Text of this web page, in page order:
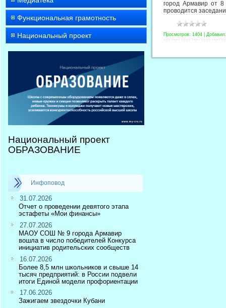
Функциональная грамотность
Национальный проект
Национальный проект
ОБРАЗОВАНИЕ
Инфоповод
31.07.2026
Отчет о проведении девятого этапа
эстафеты «Мои финансы»
27.07.2026
МАОУ СОШ № 9 города Армавир
вошла в число победителей Конкурса
инициатив родительских сообществ
16.07.2026
Более 8,5 млн школьников и свыше 14
тысяч предприятий: в России подвели
итоги Единой модели профориентации
17.06.2026
Зажигаем звездочки Кубани
город Армавир от
проводится
Просмотров: 1404 Добавил: